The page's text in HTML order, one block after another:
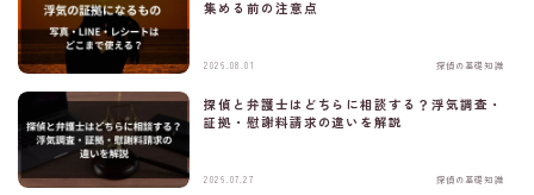
集める前の注意点
2026.08.01 探偵の基礎知識
探偵と弁護士はどちらに相談する？浮気調査・
証拠・慰謝料請求の違いを解説
2026.07.27 探偵の基礎知識
匿名・秘密厳守・簡単60秒
無料の浮気調査診断